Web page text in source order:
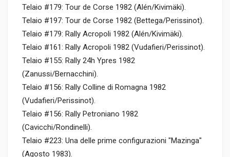
Telaio #179: Tour de Corse 1982 (Alén/Kivimäki).
Telaio #197: Tour de Corse 1982 (Bettega/Perissinot).
Telaio #179: Rally Acropoli 1982 (Alén/Kivimäki).
Telaio #161: Rally Acropoli 1982 (Vudafieri/Perissinot).
Telaio #155: Rally 24h Ypres 1982
(Zanussi/Bernacchini).
Telaio #156: Rally Colline di Romagna 1982
(Vudafieri/Perissinot).
Telaio #156: Rally Petroniano 1982
(Cavicchi/Rondinelli).
Telaio #223: Una delle prime configurazioni "Mazinga"
(Agosto 1983).